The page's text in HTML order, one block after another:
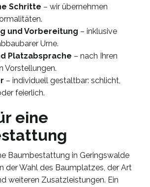
Schritte – wir übernehmen
und Vorbereitung – inklusive
Urne.
Platzabsprache – nach Ihren
Vorstellungen.
– individuell gestaltbar: schlicht,
feierlich.
eine
Baumbestattung in Geringswalde
der Wahl des Baumplatzes, der Art
weiteren Zusatzleistungen. Ein